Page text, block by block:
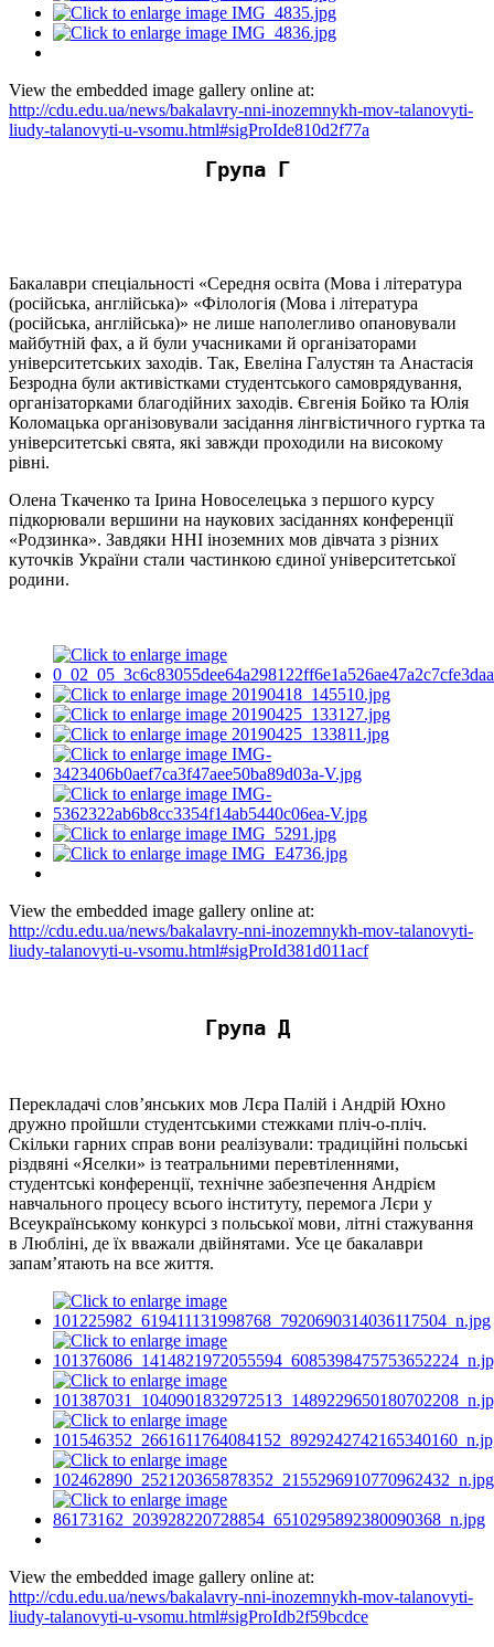
View the embedded image gallery online at:
http://cdu.edu.ua/news/bakalavry-nni-inozemnykh-mov-talanovyti-
liudy-talanovyti-u-vsomu.html#sigProIde810d2f77a
Група Г
Бакалаври спеціальності «Середня освіта (Мова і література
(російська, англійська)» «Філологія (Мова і література
(російська, англійська)» не лише наполегливо опановували
майбутній фах, а й були учасниками й організаторами
університетських заходів. Так, Евеліна Галустян та Анастасія
Безродна були активістками студентського самоврядування,
організаторками благодійних заходів. Євгенія Бойко та Юлія
Коломацька організовували засідання лінгвістичного гуртка та
університетські свята, які завжди проходили на високому
рівні.
Олена Ткаченко та Ірина Новоселецька з першого курсу
підкорювали вершини на наукових засіданнях конференції
«Родзинка». Завдяки ННІ іноземних мов дівчата з різних
куточків України стали частинкою єдиної університетської
родини.
View the embedded image gallery online at:
http://cdu.edu.ua/news/bakalavry-nni-inozemnykh-mov-talanovyti-
liudy-talanovyti-u-vsomu.html#sigProId381d011acf
Група Д
Перекладачі слов’янських мов Лєра Палій і Андрій Юхно
дружно пройшли студентськими стежками пліч-о-пліч.
Скільки гарних справ вони реалізували: традиційні польські
різдвяні «Яселки» із театральними перевтіленнями,
студентські конференції, технічне забезпечення Андрієм
навчального процесу всього інституту, перемога Лєри у
Всеукраїнському конкурсі з польської мови, літні стажування
в Любліні, де їх вважали двійнятами. Усе це бакалаври
запам’ятають на все життя.
View the embedded image gallery online at:
http://cdu.edu.ua/news/bakalavry-nni-inozemnykh-mov-talanovyti-
liudy-talanovyti-u-vsomu.html#sigProIdb2f59bcdce